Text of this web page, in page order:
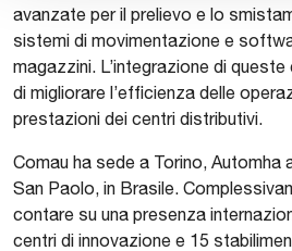
avanzate per il prelievo e lo
sistemi di movimentazione e
magazzini. L’integrazione di
di migliorare l’efficienza delle
prestazioni dei centri distributivi.
Comau ha sede a Torino, Automha
San Paolo, in Brasile.
contare su una presenza
centri di innovazione e 15